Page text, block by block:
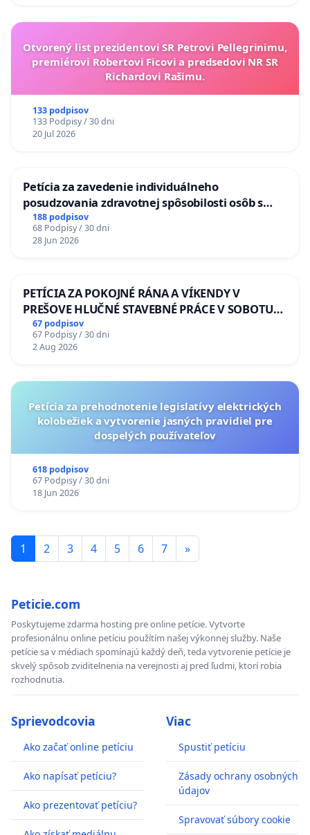
Otvorený list prezidentovi SR Petrovi Pellegrinimu,
premiérovi Robertovi Ficovi a predsedovi NR SR
Richardovi Rašimu.
133 podpisov
133 Podpisy / 30 dni
20 Jul 2026
Petícia za zavedenie individuálneho
posudzovania zdravotnej spôsobilosti osôb s
diabetom 1. a 2. typu pri prijímaní do
Policajného zboru SR
188 podpisov
68 Podpisy / 30 dni
28 Jun 2026
PETÍCIA ZA POKOJNÉ RÁNA A VÍKENDY V
PREŠOVE HLUČNÉ STAVEBNÉ PRÁCE V SOBOTU
LEN OD 9.00 DO 13.00 HOD., CEZ PRACOVNÝ
TÝŽDEŇ CIEĽ 8.00 – 18.00 HOD. A PRAVIDELNÁ
KONTROLA STAVBY C-AREA NA
67 podpisov
67 Podpisy / 30 dni
2 Aug 2026
Petícia za prehodnotenie legislatívy elektrických
kolobežiek a vytvorenie jasných pravidiel pre
dospelých používateľov
618 podpisov
67 Podpisy / 30 dni
18 Jun 2026
1 2 3 4 5 6 7 »
Peticie.com
Poskytujeme zdarma hosting pre online petície. Vytvorte
profesionálnu online petíciu použítím našej výkonnej služby. Naše
petície sa v médiach spomínajú každý deň, teda vytvorenie petície je
skvelý spôsob zviditelnenia na verejnosti aj pred ľudmi, ktorí robia
rozhodnutia.
Sprievodcovia
Ako začať online petíciu
Ako napísať petíciu?
Ako prezentovať petíciu?
Viac
Spustiť petíciu
Zásady ochrany osobných
údajov
Spravovať súbory cookie